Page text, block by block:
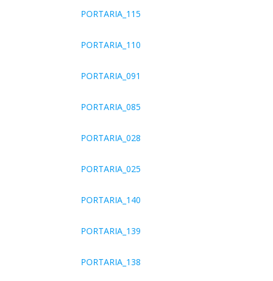
PORTARIA_115
PORTARIA_110
PORTARIA_091
PORTARIA_085
PORTARIA_028
PORTARIA_025
PORTARIA_140
PORTARIA_139
PORTARIA_138